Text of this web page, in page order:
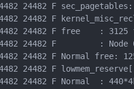
24482 F
24482 F
24482 F free    : 3125
24482 F         : Node 0
24482 F Normal free:
24482 F
24482 F Normal  :